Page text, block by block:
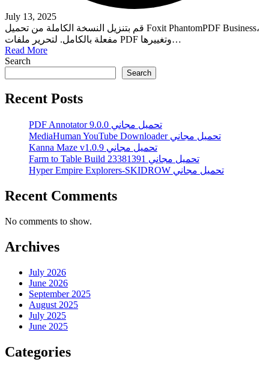
July 13, 2025
قم بتنزيل النسخة الكاملة من تحميل Foxit PhantomPDF Business،
مفعلة بالكامل. لتحرير ملفات PDF وتغييرها…
Read More
Search
Search
Recent Posts
PDF Annotator 9.0.0 تحميل مجاني
MediaHuman YouTube Downloader تحميل مجاني
Kanna Maze v1.0.9 تحميل مجاني
Farm to Table Build 23381391 تحميل مجاني
Hyper Empire Explorers-SKIDROW تحميل مجاني
Recent Comments
No comments to show.
Archives
July 2026
June 2026
September 2025
August 2025
July 2025
June 2025
Categories